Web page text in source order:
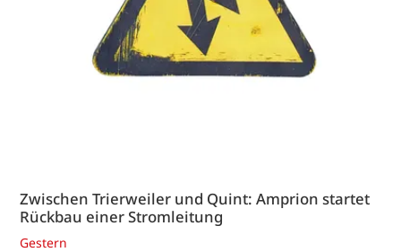
Zwischen Trierweiler und Quint: Amprion startet
Rückbau einer Stromleitung
Gestern